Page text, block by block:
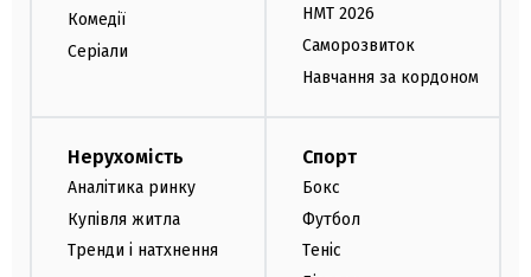
Комедії
Серіали
НМТ 2026
Саморозвиток
Навчання за кордоном
Нерухомість
Аналітика ринку
Купівля житла
Тренди і натхнення
Спорт
Бокс
Футбол
Теніс